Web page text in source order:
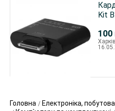
100
Kit
Харків
Головна
Електроніка, побутова